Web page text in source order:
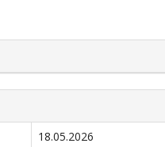
18.05.2026